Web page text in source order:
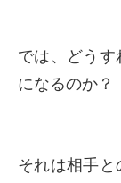
では、どうす
になるのか？
それは相手